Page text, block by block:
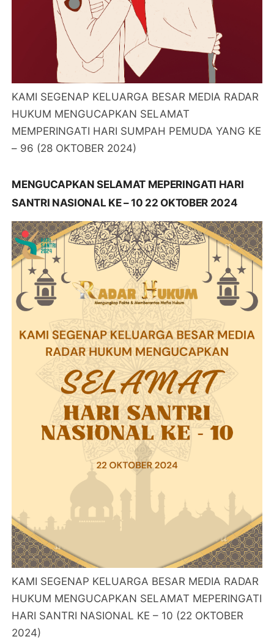
KAMI SEGENAP KELUARGA BESAR MEDIA RADAR
HUKUM MENGUCAPKAN SELAMAT
MEMPERINGATI HARI SUMPAH PEMUDA YANG KE
– 96 (28 OKTOBER 2024)
MENGUCAPKAN SELAMAT MEPERINGATI HARI
SANTRI NASIONAL KE – 10 22 OKTOBER 2024
KAMI SEGENAP KELUARGA BESAR MEDIA RADAR
HUKUM MENGUCAPKAN SELAMAT MEPERINGATI
HARI SANTRI NASIONAL KE – 10 (22 OKTOBER
2024)